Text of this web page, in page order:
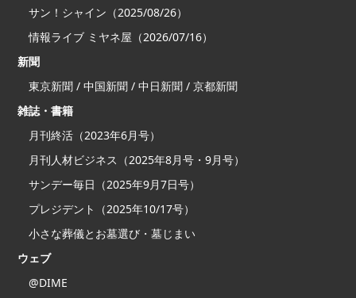
サン！シャイン（2025/08/26）
情報ライブ ミヤネ屋（2026/07/16）
新聞
東京新聞 / 中国新聞 / 中日新聞 / 京都新聞
雑誌・書籍
月刊終活（2023年6月号）
月刊人材ビジネス（2025年8月号・9月号）
サンデー毎日（2025年9月7日号）
プレジデント（2025年10/17号）
小さな葬儀とお墓選び・墓じまい
ウェブ
@DIME